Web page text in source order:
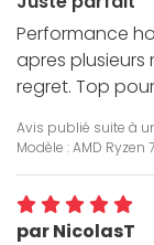
Performance
apres
regret. Top
Avis publié suite à
Modèle : AMD Ryzen
par NicolasT